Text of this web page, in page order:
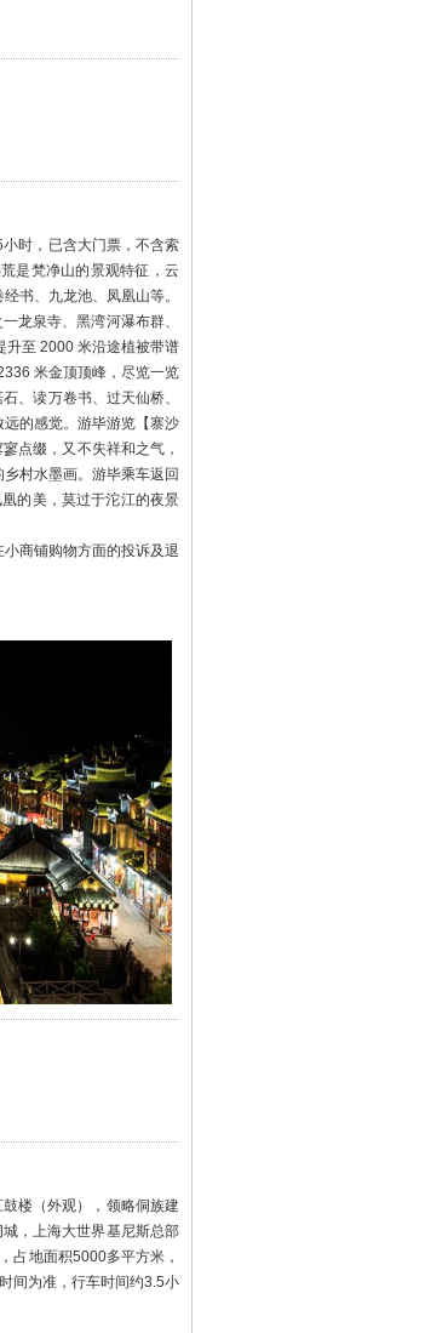
时，已含大门票，不含索
是梵净山的景观特征，云
龙泉寺、黑湾河瀑布群、
至 2000 米沿途植被带谱
米金顶顶峰，尽览一览
、读万卷书、过天仙桥、
的感觉。游毕游览【寨沙
点缀，又不失祥和之气，
村水墨画。游毕乘车返回
的美，莫过于沱江的夜景
商铺购物方面的投诉及退
楼（外观），领略侗族建
，上海大世界基尼斯总部
间为准，行车时间约3.5小